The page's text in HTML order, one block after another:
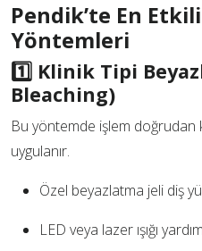
Pendik’te En
Yöntemleri
1️⃣ Klinik Tipi
Bleaching)
Bu yöntemde işlem doğrudan
uygulanır.
Özel beyazlatma jeli diş
LED veya lazer ışığı